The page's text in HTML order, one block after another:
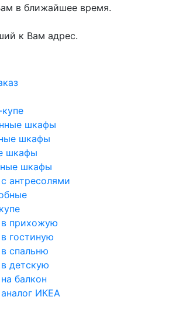
в ближайшее время.
к Вам адрес.
шкафы
шкафы
шкафы
шкафы
антресолями
прихожую
гостиную
спальню
детскую
балкон
ИКЕА